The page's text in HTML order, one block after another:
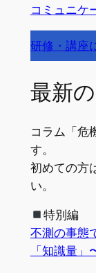
コミュニケ
研修・講座
最新
コラム「危
す。
初めての方
い。
特別編
不測の事態
「知識量